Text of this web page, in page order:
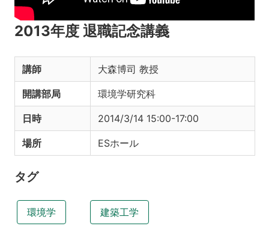
2013年度 退職記念講義
講師 大森博司 教授
開講部局 環境学研究科
日時 2014/3/14 15:00-17:00
場所 ESホール
タグ
環境学 建築工学